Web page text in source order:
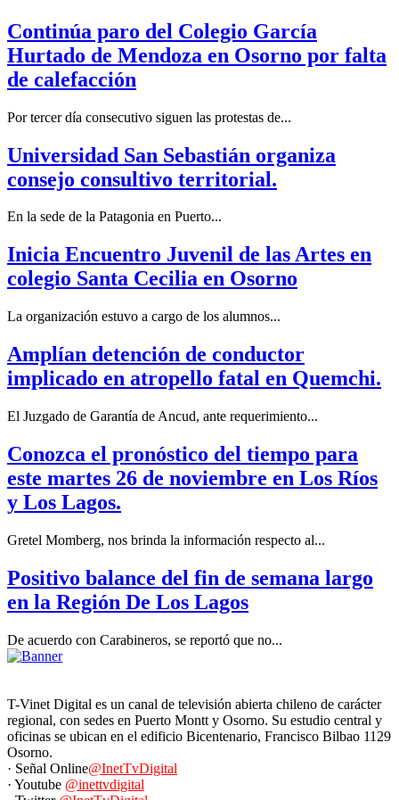
Continúa paro del Colegio García
Hurtado de Mendoza en Osorno por falta
de calefacción
Por tercer día consecutivo siguen las protestas de...
Universidad San Sebastián organiza
consejo consultivo territorial.
En la sede de la Patagonia en Puerto...
Inicia Encuentro Juvenil de las Artes en
colegio Santa Cecilia en Osorno
La organización estuvo a cargo de los alumnos...
Amplían detención de conductor
implicado en atropello fatal en Quemchi.
El Juzgado de Garantía de Ancud, ante requerimiento...
Conozca el pronóstico del tiempo para
este martes 26 de noviembre en Los Ríos
y Los Lagos.
Gretel Momberg, nos brinda la información respecto al...
Positivo balance del fin de semana largo
en la Región De Los Lagos
De acuerdo con Carabineros, se reportó que no...
T-Vinet Digital es un canal de televisión abierta chileno de carácter
regional, con sedes en Puerto Montt y Osorno. Su estudio central y
oficinas se ubican en el edificio Bicentenario, Francisco Bilbao 1129
Osorno.
· Señal Online@InetTvDigital
· Youtube @inettvdigital